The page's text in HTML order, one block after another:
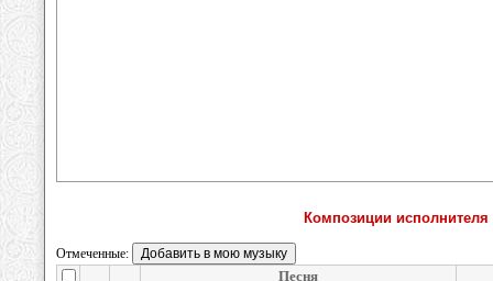
Композиции
Отмеченные:
Песня